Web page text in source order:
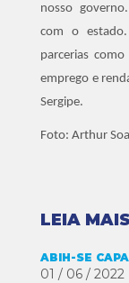
nosso
com o
parcerias
emprego e
Sergipe.
Foto: Arthur
LEIA MAIS
ABIH-SE
01 / 06 / 2022